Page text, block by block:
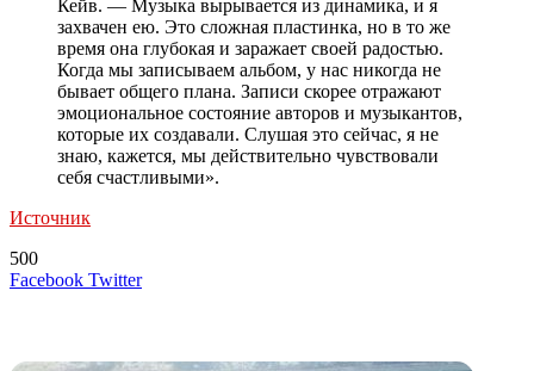
Кейв. — Музыка вырывается из динамика, и я
захвачен ею. Это сложная пластинка, но в то же
время она глубокая и заражает своей радостью.
Когда мы записываем альбом, у нас никогда не
бывает общего плана. Записи скорее отражают
эмоциональное состояние авторов и музыкантов,
которые их создавали. Слушая это сейчас, я не
знаю, кажется, мы действительно чувствовали
себя счастливыми».
Источник
500
Facebook TwitterLinkedIn
Tumblr
Reddit
Вконтакте
Одноклассники
Skype
Messenger
Messenger
WhatsApp
Telegram
Viber
Line
Поделиться
Печатать